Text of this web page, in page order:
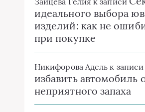
идеального выбора
изделий: как не
при покупке
Никифорова Адель к записи
избавить автомобиль
неприятного запаха